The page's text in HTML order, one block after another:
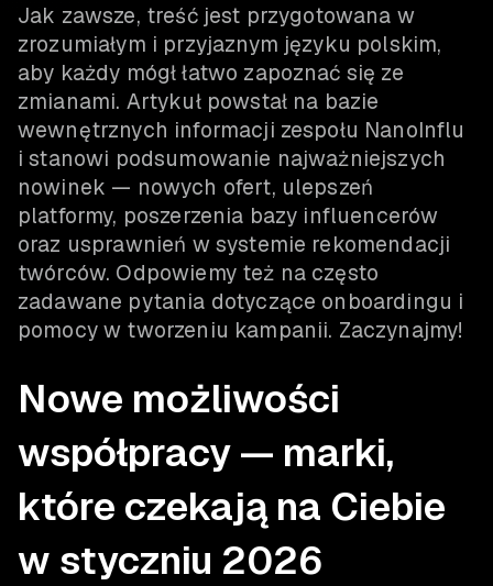
Jak zawsze, treść jest przygotowana w
zrozumiałym i przyjaznym języku polskim,
aby każdy mógł łatwo zapoznać się ze
zmianami. Artykuł powstał na bazie
wewnętrznych informacji zespołu NanoInflu
i stanowi podsumowanie najważniejszych
nowinek — nowych ofert, ulepszeń
platformy, poszerzenia bazy influencerów
oraz usprawnień w systemie rekomendacji
twórców. Odpowiemy też na często
zadawane pytania dotyczące onboardingu i
pomocy w tworzeniu kampanii. Zaczynajmy!
Nowe możliwości
współpracy — marki,
które czekają na Ciebie
w styczniu 2026